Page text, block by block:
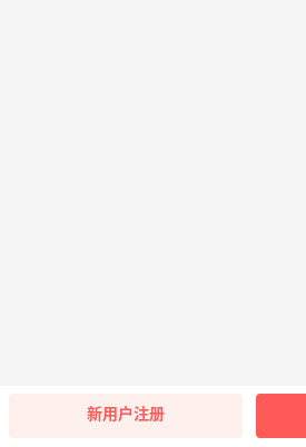
新用户注册